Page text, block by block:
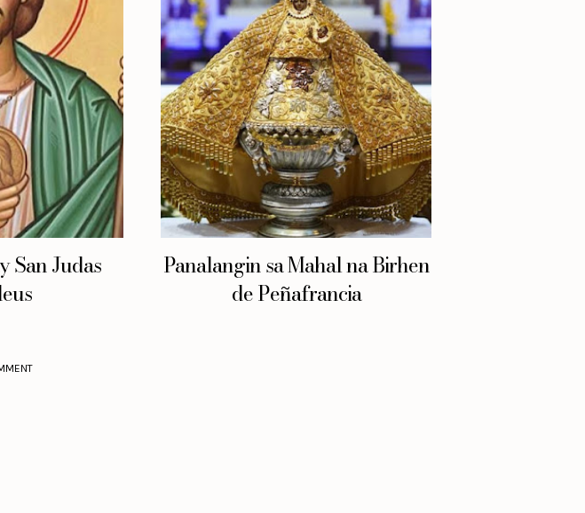
San Judas
Panalangin sa Mahal na Birhen
de Peñafrancia